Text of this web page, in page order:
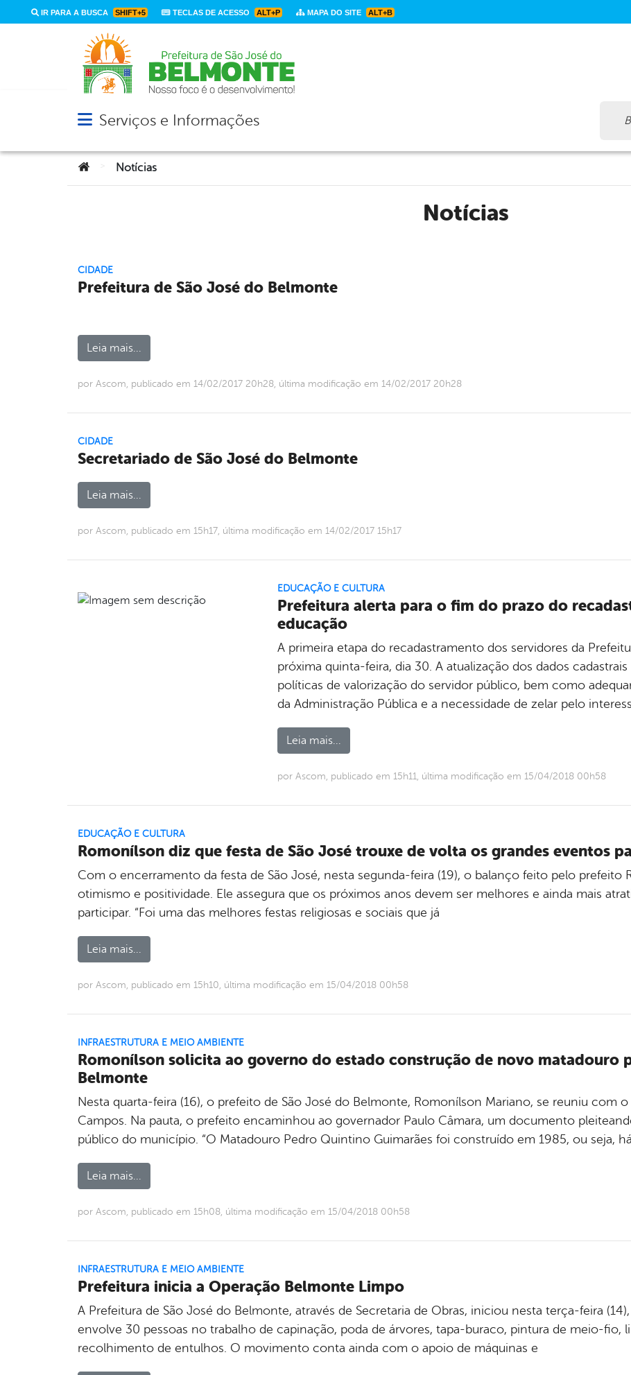
IR PARA A BUSCA SHIFT+5 TECLAS DE ACESSO ALT+P MAPA DO SITE ALT+B
Abrir menu principal de navegação
Serviços e Informações
Você está aqui:
Notícias
Notícias
CIDADE
Prefeitura de São José do Belmonte
Leia mais...
por Ascom, publicado em 14/02/2017 20h28, última modificação em 14/02/2017 20h28
CIDADE
Secretariado de São José do Belmonte
Leia mais...
por Ascom, publicado em 15h17, última modificação em 14/02/2017 15h17
EDUCAÇÃO E CULTURA
Prefeitura alerta para o fim do prazo do
educação
A primeira etapa do recadastramento dos servidores da
próxima quinta-feira, dia 30. A atualização dos dados
políticas de valorização do servidor público, bem como
da Administração Pública e a necessidade de zelar pelo
Leia mais...
por Ascom, publicado em 15h11, última modificação em 15/04/2018 00h58
EDUCAÇÃO E CULTURA
Romonílson diz que festa de São José trouxe de volta os grandes eventos
Com o encerramento da festa de São José, nesta segunda-feira (19), o balanço feito pelo prefeito
otimismo e positividade. Ele assegura que os próximos anos devem ser melhores e ainda mais
participar. “Foi uma das melhores festas religiosas e sociais que já
Leia mais...
por Ascom, publicado em 15h10, última modificação em 15/04/2018 00h58
INFRAESTRUTURA E MEIO AMBIENTE
Romonílson solicita ao governo do estado construção de novo matadouro
Belmonte
Nesta quarta-feira (16), o prefeito de São José do Belmonte, Romonílson Mariano, se reuniu com
Campos. Na pauta, o prefeito encaminhou ao governador Paulo Câmara, um documento
público do município. “O Matadouro Pedro Quintino Guimarães foi construído em 1985, ou seja, há
Leia mais...
por Ascom, publicado em 15h08, última modificação em 15/04/2018 00h58
INFRAESTRUTURA E MEIO AMBIENTE
Prefeitura inicia a Operação Belmonte Limpo
A Prefeitura de São José do Belmonte, através de Secretaria de Obras, iniciou nesta terça-feira
envolve 30 pessoas no trabalho de capinação, poda de árvores, tapa-buraco, pintura de meio-fio,
recolhimento de entulhos. O movimento conta ainda com o apoio de máquinas e